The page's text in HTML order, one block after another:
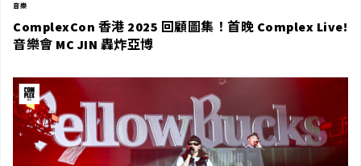
音樂
ComplexCon 香港 2025 回顧圖集！首晚 Complex Live!
音樂會 MC JIN 轟炸亞博